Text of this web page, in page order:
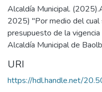
Alcaldía Municipal.
2025) "Por medio del cual
presupuesto de la
Alcaldía Municipal de
URI
https://hdl.handle.net/